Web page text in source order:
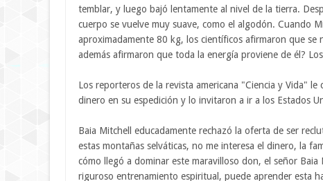
temblar, y luego bajó lentamente al nivel de la tierra.
cuerpo se vuelve muy suave, como el algodón. Cuando
aproximadamente 80 kg, los científicos afirmaron que se
además afirmaron que toda la energía proviene de él?
Los reporteros de la revista americana "Ciencia y Vida"
dinero en su espedición y lo invitaron a ir a los Estados
Baia Mitchell educadamente rechazó la oferta de ser
estas montañas selváticas, no me interesa el dinero, la
cómo llegó a dominar este maravilloso don, el señor
riguroso entrenamiento espiritual, puede aprender esta